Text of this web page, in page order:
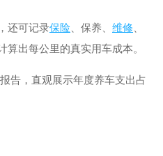
还可记录保险 、保养、 维修
算出每公里的真实用车成本。
告，直观展示年度养车支出占